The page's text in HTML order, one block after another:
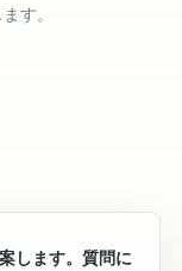
す。
します。質問に